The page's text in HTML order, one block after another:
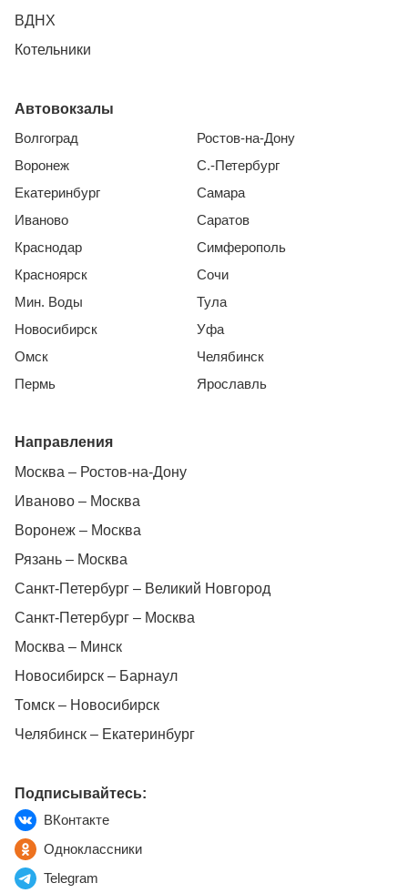
ВДНХ
Котельники
Автовокзалы
Волгоград
Воронеж
Екатеринбург
Иваново
Краснодар
Красноярск
Мин. Воды
Новосибирск
Омск
Пермь
Ростов-на-Дону
С.-Петербург
Самара
Саратов
Симферополь
Сочи
Тула
Уфа
Челябинск
Ярославль
Направления
Москва – Ростов-на-Дону
Иваново – Москва
Воронеж – Москва
Рязань – Москва
Санкт-Петербург – Великий Новгород
Санкт-Петербург – Москва
Москва – Минск
Новосибирск – Барнаул
Томск – Новосибирск
Челябинск – Екатеринбург
Подписывайтесь:
ВКонтакте
Одноклассники
Telegram